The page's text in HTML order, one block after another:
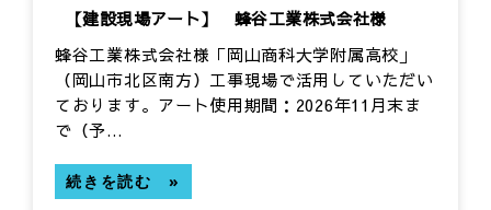
【建設現場アート】 蜂谷工業株式会社様
蜂谷工業株式会社様「岡山商科大学附属高校」
（岡山市北区南方）工事現場で活用していただい
ております。アート使用期間：2026年11月末ま
で（予…
続きを読む »